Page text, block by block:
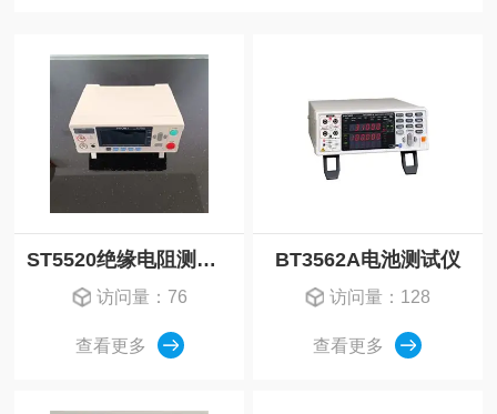
ST5520绝缘电阻测试仪
访问量：76
查看更多
BT3562A电池测试仪
访问量：128
查看更多